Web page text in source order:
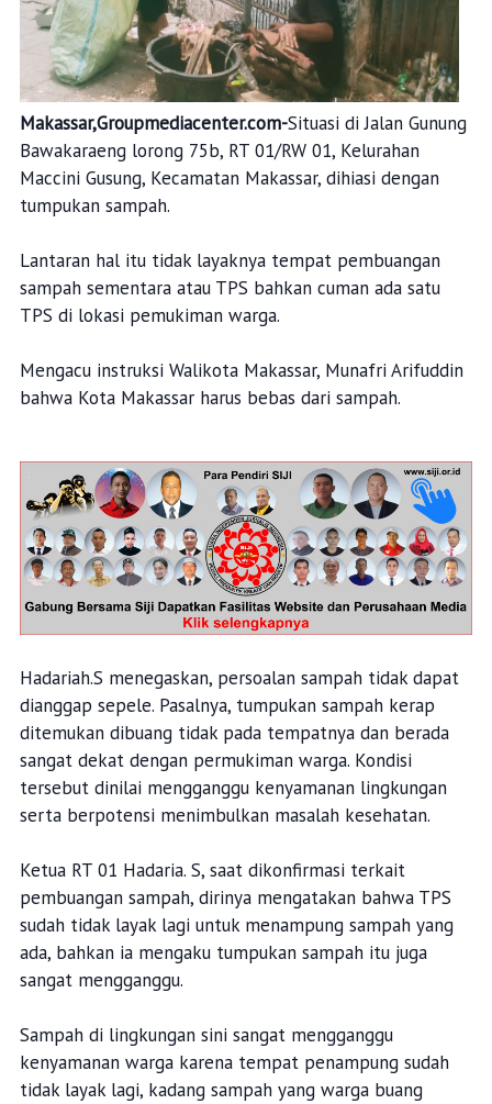
Makassar,Groupmediacenter.com-Situasi di Jalan Gunung
Bawakaraeng lorong 75b, RT 01/RW 01, Kelurahan
Maccini Gusung, Kecamatan Makassar, dihiasi dengan
tumpukan sampah.
Lantaran hal itu tidak layaknya tempat pembuangan
sampah sementara atau TPS bahkan cuman ada satu
TPS di lokasi pemukiman warga.
Mengacu instruksi Walikota Makassar, Munafri Arifuddin
bahwa Kota Makassar harus bebas dari sampah.
Hadariah.S menegaskan, persoalan sampah tidak dapat
dianggap sepele. Pasalnya, tumpukan sampah kerap
ditemukan dibuang tidak pada tempatnya dan berada
sangat dekat dengan permukiman warga. Kondisi
tersebut dinilai mengganggu kenyamanan lingkungan
serta berpotensi menimbulkan masalah kesehatan.
Ketua RT 01 Hadaria. S, saat dikonfirmasi terkait
pembuangan sampah, dirinya mengatakan bahwa TPS
sudah tidak layak lagi untuk menampung sampah yang
ada, bahkan ia mengaku tumpukan sampah itu juga
sangat mengganggu.
Sampah di lingkungan sini sangat mengganggu
kenyamanan warga karena tempat penampung sudah
tidak layak lagi, kadang sampah yang warga buang